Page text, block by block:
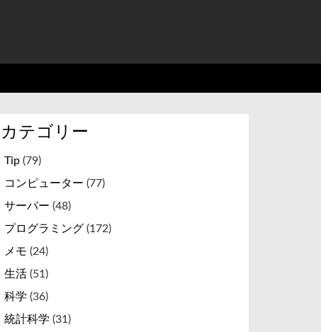
カテゴリー
Tip (79)
コンピューター (77)
サーバー (48)
プログラミング (172)
メモ (24)
生活 (51)
科学 (36)
統計科学 (31)